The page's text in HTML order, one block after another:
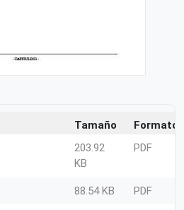
Tamaño
Formato
203.92
KB
PDF
88.54 KB PDF